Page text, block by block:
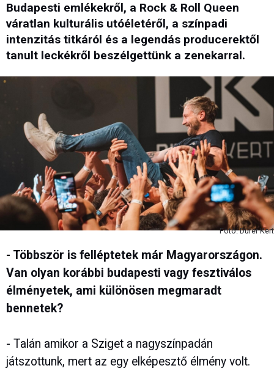
Budapesti emlékekről, a Rock & Roll Queen
váratlan kulturális utóéletéről, a színpadi
intenzitás titkáról és a legendás producerektől
tanult leckékről beszélgettünk a zenekarral.
Fotó: Dürer Kert
- Többször is felléptetek már Magyarországon.
Van olyan korábbi budapesti vagy fesztiválos
élményetek, ami különösen megmaradt
bennetek?
- Talán amikor a Sziget a nagyszínpadán
játszottunk, mert az egy elképesztő élmény volt.